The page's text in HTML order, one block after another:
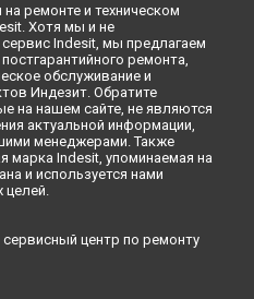
ремонте и техническом
Хотя мы и не
Indesit, мы предлагаем
ремонта,
обслуживание и
Индезит. Обратите
на нашем сайте, не являются
актуальной информации,
менеджерами. Также
марка Indesit, упоминаемая на
и используется нами
центр по ремонту